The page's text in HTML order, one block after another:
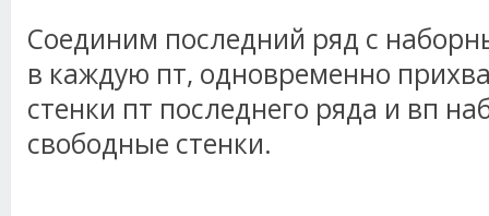
Соединим последний ряд с
в каждую пт, одновременно
стенки пт последнего ряда и вп
свободные стенки.